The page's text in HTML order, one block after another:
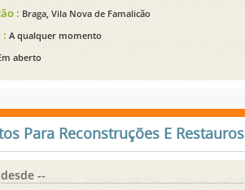
: Braga, Vila Nova de Famalicão
:A qualquer momento
aberto
Para Reconstruções E Restauros
--